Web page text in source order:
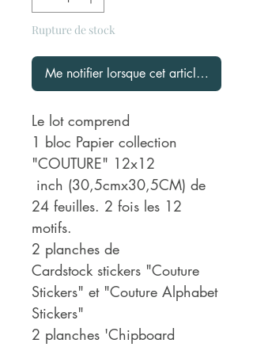
Rupture de stock
Me notifier lorsque cet article est
Le lot comprend
1 bloc Papier collection
"COUTURE" 12x12
inch (30,5cmx30,5CM) de
24 feuilles. 2 fois les 12
motifs.
2 planches de
Cardstock stickers "Couture
Stickers" et "Couture Alphabet
Stickers"
2 planches 'Chipboard